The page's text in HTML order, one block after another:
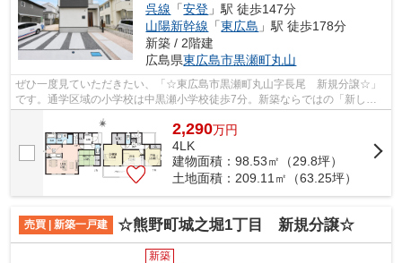
呉線 「安登 」駅 徒歩147分
山陽新幹線 「東広島 」駅 徒歩178分
新築 / 2階建
広島県東広島市黒瀬町丸山
ぜひ一度見ていただきたい、「☆東広島市黒瀬町丸山字長尾 新規分譲☆」
です。通学区域の小学校は中黒瀬小学校徒歩7分。新築ならではの「新し
2,290万円
4LK
建物面積：98.53㎡（29.8坪）
土地面積：209.11㎡（63.25坪）
売買 | 新築一戸建 ☆熊野町城之堀1丁目 新規分譲☆
新築